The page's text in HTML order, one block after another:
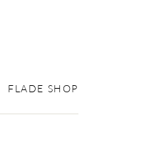
FLADE SHOP